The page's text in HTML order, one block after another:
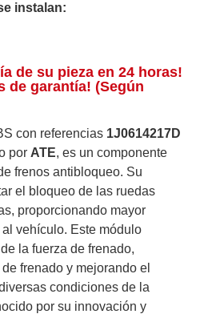
instalan:
de su pieza en 24 horas!
de garantía! (Según
con referencias 1J0614217D
por ATE, es un componente
frenos antibloqueo. Su
el bloqueo de las ruedas
proporcionando mayor
vehículo. Este módulo
la fuerza de frenado,
frenado y mejorando el
condiciones de la
por su innovación y